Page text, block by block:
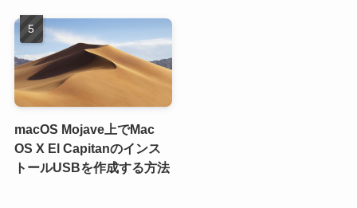
macOS Mojave上でMac
OS X El Capitanのインス
トールUSBを作成する方法